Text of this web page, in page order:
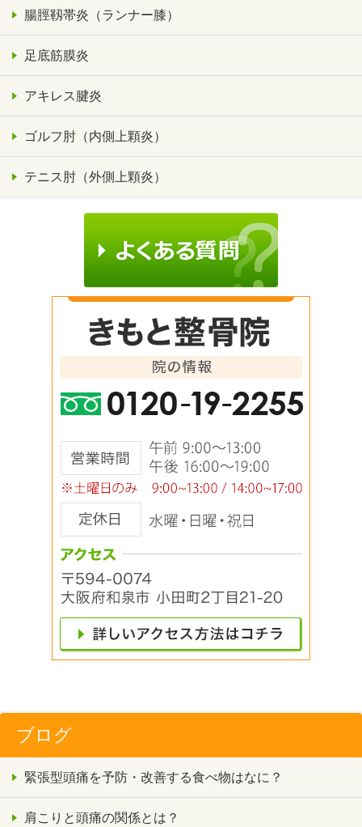
腸脛靱帯炎（ランナー膝）
足底筋膜炎
アキレス腱炎
ゴルフ肘（内側上顆炎）
テニス肘（外側上顆炎）
ブログ
緊張型頭痛を予防・改善する食べ物はなに？
肩こりと頭痛の関係とは？